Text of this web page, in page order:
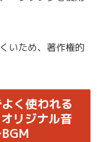
いため、著作権的
く使われる
リジナル音